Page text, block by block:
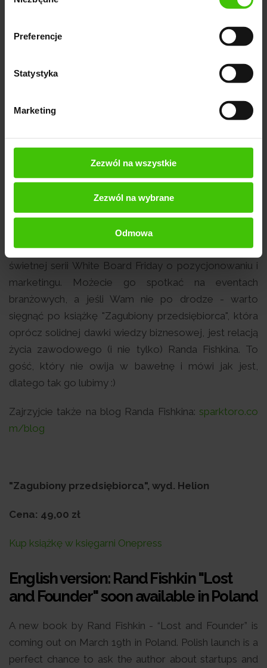
Preferencje
Statystyka
Marketing
Zezwól na wszystkie
Zezwól na wybrane
Odmowa
to guru marketingu internetowego i przedsiębiorca z
kilkunastoletnim doświadczeniem. Założył startup
Moz, który dziś jest odnoszącą sukcesy, globalną
firmą z branży marketingu internetowego. Obecnie
rozwija nowy projekt, SparkToro, skierowany do
twórców treści internetowych. Rand Fishkin znany jest
jako charyzmatyczny mówca na konferencjach i autor
świetnej serii White Board Friday o pozycjonowaniu i
marketingu. Możecie go spotkać na eventach
branżowych, a jeśli Wam nie po drodze - warto
sięgnąć po książkę "Zagubiony przedsiębiorca", która
oprócz solidnej dawki wiedzy biznesowej, jest relacją
życia zawodowego (i nie tylko) Randa Fishkina. To
gość, który nie owija w bawełnę i mówi jak jest,
dlatego tak go lubimy :)
Zajrzyjcie także na blog Randa Fishkina: sparktoro.co
m/blog
"Zagubiony przedsiębiorca", wyd. Helion
Cena: 49,00 zł
Kup książkę w księgarni Onepress
English version: Rand Fishkin "Lost
and Founder" soon available in Poland
A new book by Rand Fishkin - “Lost and Founder” is
coming out on March 19th in Poland. Polish launch is a
perfect chance to ask the author about startups and